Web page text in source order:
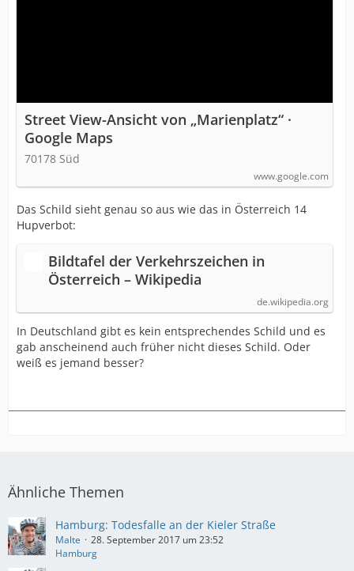
Street View-Ansicht von „Marienplatz“ ·
Google Maps
70178 Süd
www.google.com
Das Schild sieht genau so aus wie das in Österreich 14
Hupverbot:
Bildtafel der Verkehrszeichen in
Österreich – Wikipedia
de.wikipedia.org
In Deutschland gibt es kein entsprechendes Schild und es
gab anscheinend auch früher nicht dieses Schild. Oder
weiß es jemand besser?
Ähnliche Themen
Hamburg: Todesfalle an der Kieler Straße
Malte
28. September 2017 um 23:52
Hamburg